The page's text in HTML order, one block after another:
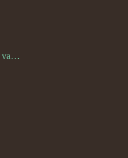
WELKOM op de pagina van Jos van den Bogaert